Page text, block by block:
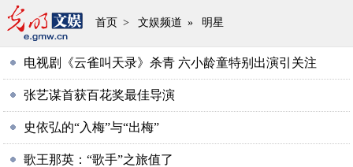
首页 > 文娱频道 » 明星
电视剧《云雀叫天录》杀青 六小龄童特别出演引关注
张艺谋首获百花奖最佳导演
史依弘的“入梅”与“出梅”
歌王那英：“歌手”之旅值了